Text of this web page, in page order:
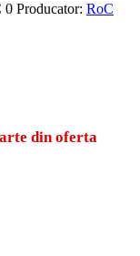
0 Producator: RoC
din oferta